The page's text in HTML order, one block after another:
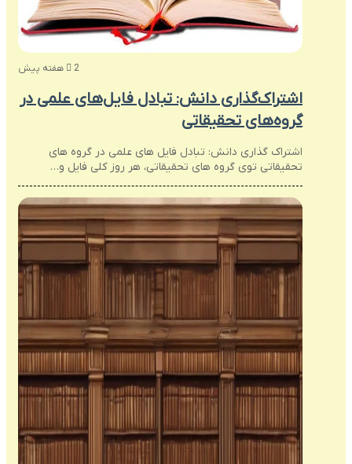
2 هفته پیش
اشتراک‌گذاری دانش: تبادل فایل‌های علمی در
گروه‌های تحقیقاتی
اشتراک گذاری دانش: تبادل فایل های علمی در گروه های
تحقیقاتی توی گروه های تحقیقاتی، هر روز کلی فایل و…